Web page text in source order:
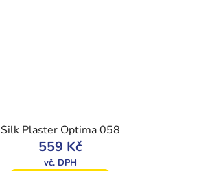
Silk Plaster Optima 058
559 Kč